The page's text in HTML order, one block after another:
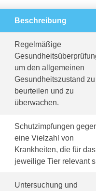
Beschreibung
Regelmäßige
um den allgemeinen
Gesundheitszustand zu
beurteilen und zu
überwachen.
Schutzimpfungen
eine Vielzahl von
Krankheiten, die für das
jeweilige Tier relevant
Untersuchung und